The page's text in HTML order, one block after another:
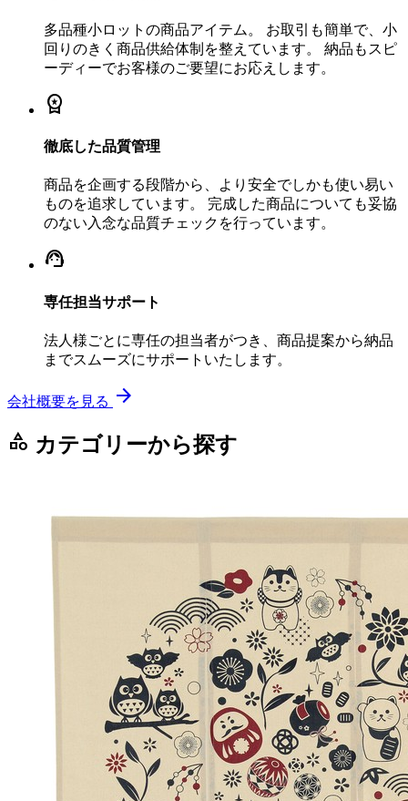
多品種小ロットの商品アイテム。 お取引も簡単で、小
回りのきく商品供給体制を整えています。 納品もスピ
ーディーでお客様のご要望にお応えします。
workspace_premium
徹底した品質管理
商品を企画する段階から、より安全でしかも使い易い
ものを追求しています。 完成した商品についても妥協
のない入念な品質チェックを行っています。
support_agent
専任担当サポート
法人様ごとに専任の担当者がつき、商品提案から納品
までスムーズにサポートいたします。
会社概要を見る arrow_forward
category カテゴリーから探す